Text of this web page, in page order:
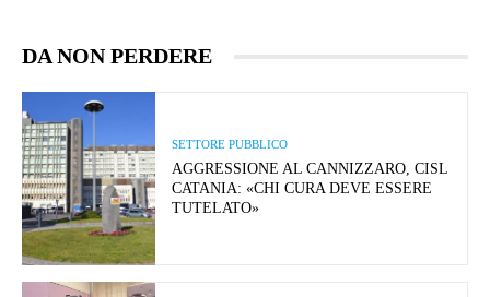
DA NON PERDERE
SETTORE PUBBLICO
AGGRESSIONE AL CANNIZZARO, CISL
CATANIA: «CHI CURA DEVE ESSERE
TUTELATO»